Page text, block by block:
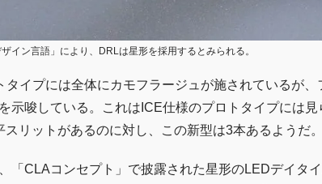
イン言語」により、DRLは星形を採用するとみられる。
タイプには全体にカモフラージュが施されているが
示唆している。これはICE仕様のプロトタイプには
リットがあるのに対し、この新型は3本あるようだ。
「CLAコンセプト」で披露された星形のLEDデイタ